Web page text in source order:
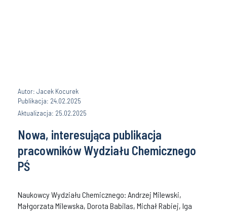
Autor: Jacek Kocurek
Publikacja: 24.02.2025
Aktualizacja: 25.02.2025
Nowa, interesująca publikacja
pracowników Wydziału Chemicznego
PŚ
Naukowcy Wydziału Chemicznego: Andrzej Milewski,
Małgorzata Milewska, Dorota Babilas, Michał Rabiej, Iga